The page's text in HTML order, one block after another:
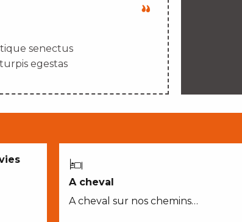
senectus
egestas
A cheval
A cheval sur nos chemins…